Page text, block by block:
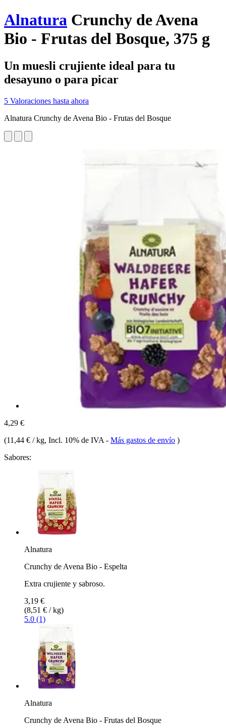
Alnatura Crunchy de Avena
Bio - Frutas del Bosque, 375 g
Un muesli crujiente ideal para tu
desayuno o para picar
5 Valoraciones hasta ahora
Alnatura Crunchy de Avena Bio - Frutas del Bosque
4,29 €
(11,44 € / kg, Incl. 10% de IVA - Más gastos de envío )
Sabores:
Alnatura
Crunchy de Avena Bio - Espelta
Extra crujiente y sabroso.
3,19 €
(8,51 € / kg)
5.0 (1)
Alnatura
Crunchy de Avena Bio - Frutas del Bosque